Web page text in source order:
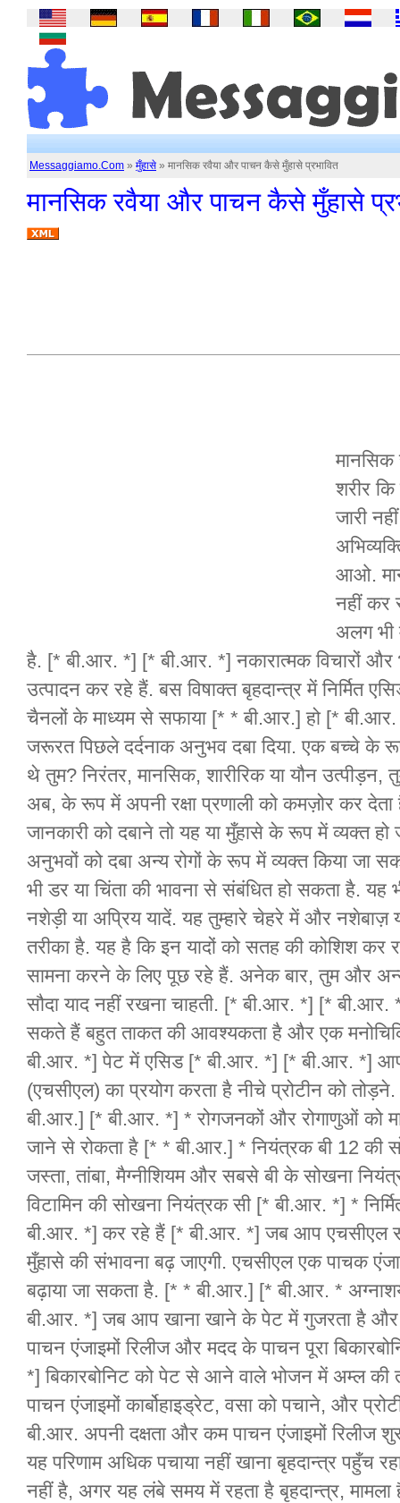
Messaggiamo.Com » मुँहासे » मानसिक रवैया और पाचन कैसे मुँहासे प्रभावित
मानसिक रवैया और पाचन कैसे मुँहासे
शरीर
जारी
आओ.
नहीं कर
अलग भी
है. [* बी.आर. *] [* बी.आर. *] नकारात्मक विचारों और
उत्पादन कर रहे हैं. बस विषाक्त बृहदान्त्र में निर्मित
चैनलों के माध्यम से सफाया [* * बी.आर.] हो [*
जरूरत पिछले दर्दनाक अनुभव दबा दिया. एक बच्चे
थे तुम? निरंतर, मानसिक, शारीरिक या यौन
अब, के रूप में अपनी रक्षा प्रणाली को कमज़ोर कर
जानकारी को दबाने तो यह या मुँहासे के रूप में व्यक्त हो
अनुभवों को दबा अन्य रोगों के रूप में व्यक्त किया जा
भी डर या चिंता की भावना से संबंधित हो सकता है. यह
नशेड़ी या अप्रिय यादें. यह तुम्हारे चेहरे में और नशेबाज़
तरीका है. यह है कि इन यादों को सतह की कोशिश
सामना करने के लिए पूछ रहे हैं. अनेक बार, तुम और
सौदा याद नहीं रखना चाहती. [* बी.आर. *] [*
सकते हैं बहुत ताकत की आवश्यकता है और एक
बी.आर. *] पेट में एसिड [* बी.आर. *] [* बी.आर. *]
(एचसीएल) का प्रयोग करता है नीचे प्रोटीन को
बी.आर.] [* बी.आर. *] * रोगजनकों और रोगाणुओं को
जाने से रोकता है [* * बी.आर.] * नियंत्रक बी 12 की
जस्ता, तांबा, मैग्नीशियम और सबसे बी के सोखना
विटामिन की सोखना नियंत्रक सी [* बी.आर. *] *
बी.आर. *] कर रहे हैं [* बी.आर. *] जब आप एचसीएल
मुँहासे की संभावना बढ़ जाएगी. एचसीएल एक पाचक
बढ़ाया जा सकता है. [* * बी.आर.] [* बी.आर. *
बी.आर. *] जब आप खाना खाने के पेट में गुजरता है और
पाचन एंजाइमों रिलीज और मदद के पाचन पूरा
*] बिकारबोनिट को पेट से आने वाले भोजन में अम्ल
पाचन एंजाइमों कार्बोहाइड्रेट, वसा को पचाने, और
बी.आर. अपनी दक्षता और कम पाचन एंजाइमों रिलीज
यह परिणाम अधिक पचाया नहीं खाना बृहदान्त्र पहुँच
नहीं है, अगर यह लंबे समय में रहता है बृहदान्त्र,